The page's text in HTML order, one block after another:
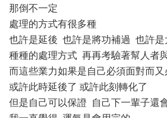
那倒不一定
處理的方式有很多種
也許是延後 也許是將功補過 也許是
種種的處理方式 再再考驗著幫人者
而這些業力如果是自己必須面對而
或許此時延後了 或許此刻轉化了
但是自己可以保證 自己下一輩子還